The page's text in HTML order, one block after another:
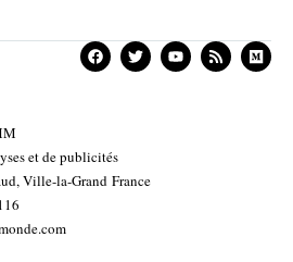
et de publicités
Ville-la-Grand France